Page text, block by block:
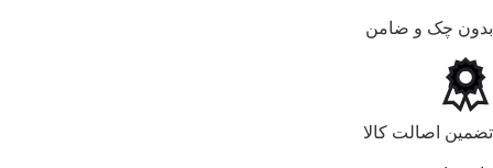
بدون چک و ضامن
تضمین اصالت کالا